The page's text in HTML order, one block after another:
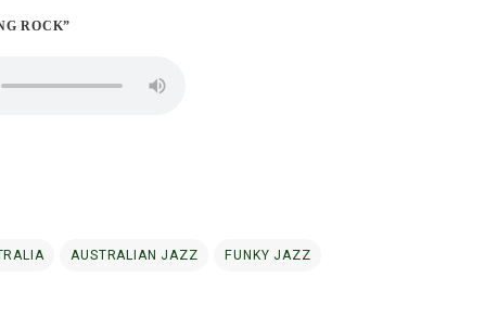
ROCK”
AUSTRALIAN JAZZ FUNKY JAZZ